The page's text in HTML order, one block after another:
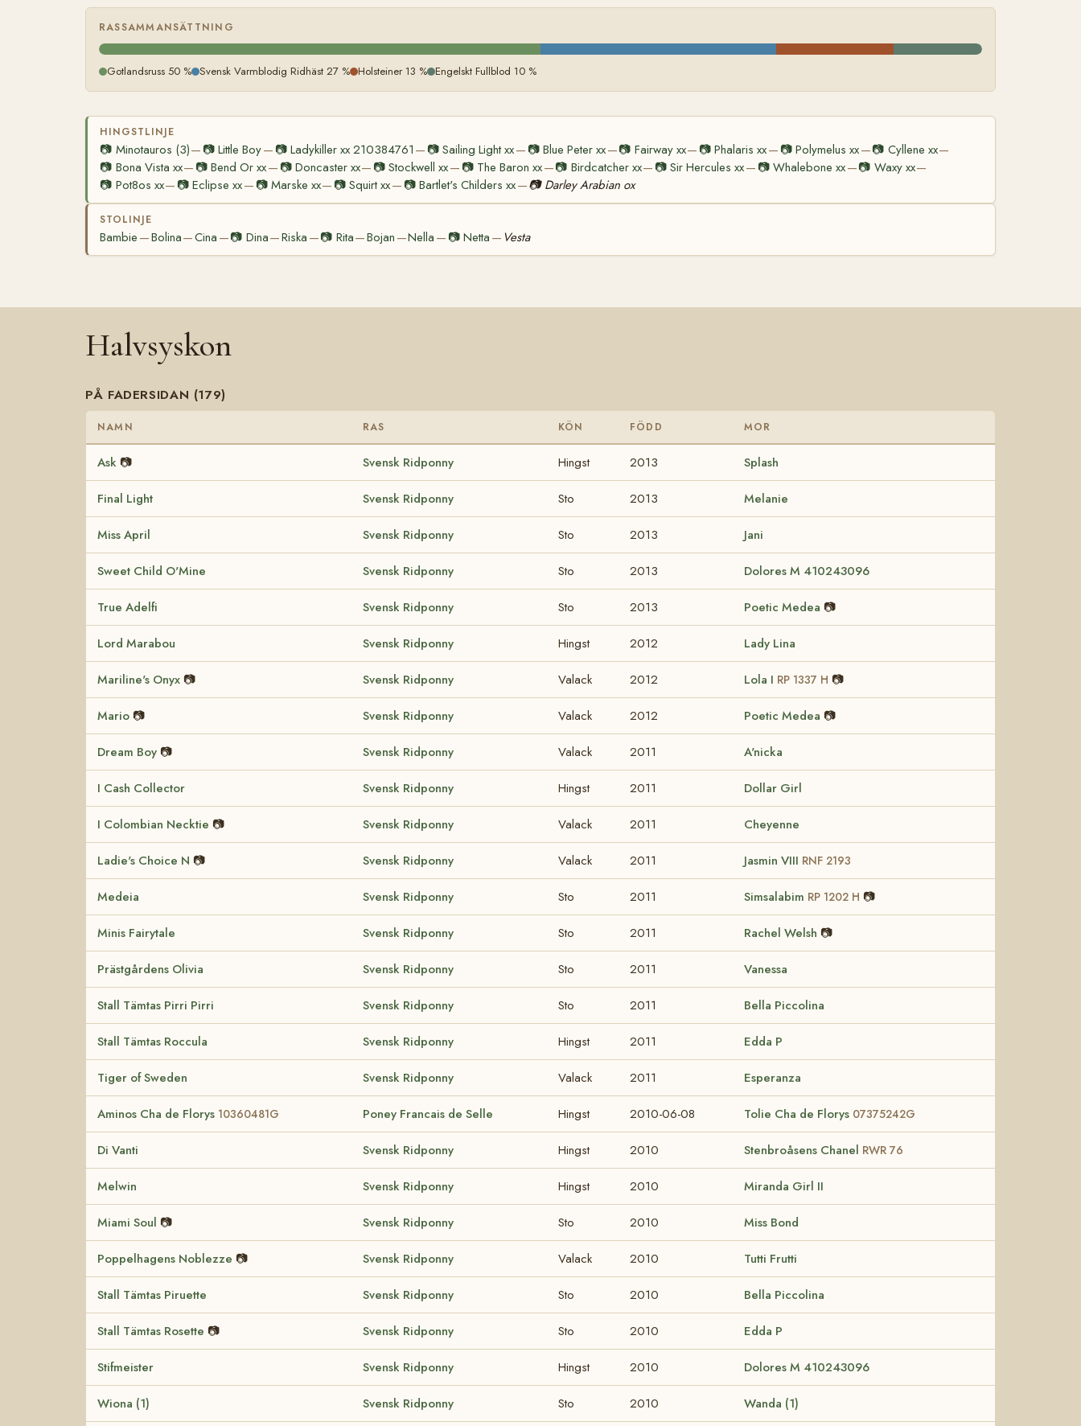
RASSAMMANSÄTTNING
Gotlandsruss 50 % Svensk Varmblodig Ridhäst 27 % Holsteiner 13 % Engelskt Fullblod 10 %
HINGSTLINJE
📷 Minotauros (3)— 📷Little Boy— 📷 Ladykiller xx 210384761 — 📷 Sailing Light xx— 📷Blue Peter xx—📷 Fairway xx— 📷Phalaris xx— 📷Polymelus xx—📷 Cyllene xx—
📷 Bona Vista xx— 📷Bend Or xx— 📷 Doncaster xx— 📷 Stockwell xx— 📷 The Baron xx—📷 Birdcatcher xx— 📷Sir Hercules xx— 📷Whalebone xx—📷 Waxy xx—
📷 Pot8os xx— 📷Eclipse xx— 📷 Marske xx— 📷 Squirt xx— 📷Bartlet's Childers xx—📷 Darley Arabian ox
STOLINJE
Bambie —Bolina—Cina —📷 Dina—Riska —📷 Rita—Bojan —Nella — 📷Netta — Vesta
Halvsyskon
PÅ FADERSIDAN (179)
NAMN RAS KÖN FÖDD MOR
Ask 📷 Svensk Ridponny Hingst 2013 Splash
Final Light Svensk Ridponny Sto 2013 Melanie
Miss April Svensk Ridponny Sto 2013 Jani
Sweet Child O'Mine Svensk Ridponny Sto 2013 Dolores M 410243096
True Adelfi Svensk Ridponny Sto 2013 Poetic Medea 📷
Lord Marabou Svensk Ridponny Hingst 2012 Lady Lina
Mariline's Onyx 📷 Svensk Ridponny Valack 2012 Lola I RP 1337 H 📷
Mario 📷 Svensk Ridponny Valack 2012 Poetic Medea 📷
Dream Boy 📷 Svensk Ridponny Valack 2011 A'nicka
I Cash Collector Svensk Ridponny Hingst 2011 Dollar Girl
I Colombian Necktie 📷 Svensk Ridponny Valack 2011 Cheyenne
Ladie's Choice N 📷 Svensk Ridponny Valack 2011 Jasmin VIII RNF 2193
Medeia Svensk Ridponny Sto 2011 Simsalabim RP 1202 H 📷
Minis Fairytale Svensk Ridponny Sto 2011 Rachel Welsh 📷
Prästgårdens Olivia Svensk Ridponny Sto 2011 Vanessa
Stall Tämtas Pirri Pirri Svensk Ridponny Sto 2011 Bella Piccolina
Stall Tämtas Roccula Svensk Ridponny Hingst 2011 Edda P
Tiger of Sweden Svensk Ridponny Valack 2011 Esperanza
Aminos Cha de Florys 10360481G Poney Francais de Selle Hingst 2010-06-08 Tolie Cha de Florys 07375242G
Di Vanti Svensk Ridponny Hingst 2010 Stenbroåsens Chanel RWR 76
Melwin Svensk Ridponny Hingst 2010 Miranda Girl II
Miami Soul 📷 Svensk Ridponny Sto 2010 Miss Bond
Poppelhagens Noblezze 📷 Svensk Ridponny Valack 2010 Tutti Frutti
Stall Tämtas Piruette Svensk Ridponny Sto 2010 Bella Piccolina
Stall Tämtas Rosette 📷 Svensk Ridponny Sto 2010 Edda P
Stifmeister Svensk Ridponny Hingst 2010 Dolores M 410243096
Wiona (1) Svensk Ridponny Sto 2010 Wanda (1)